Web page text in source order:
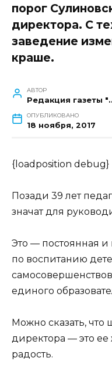
порог
директора. С
заведение
краше.
АВТОР
ОПУБЛИКОВАНО
18 ноября, 2017
{loadposition debug}
Позади 39 лет
значат для
Это — постоянная и
по воспитанию
единого
Можно сказать,
директора — это
радость.